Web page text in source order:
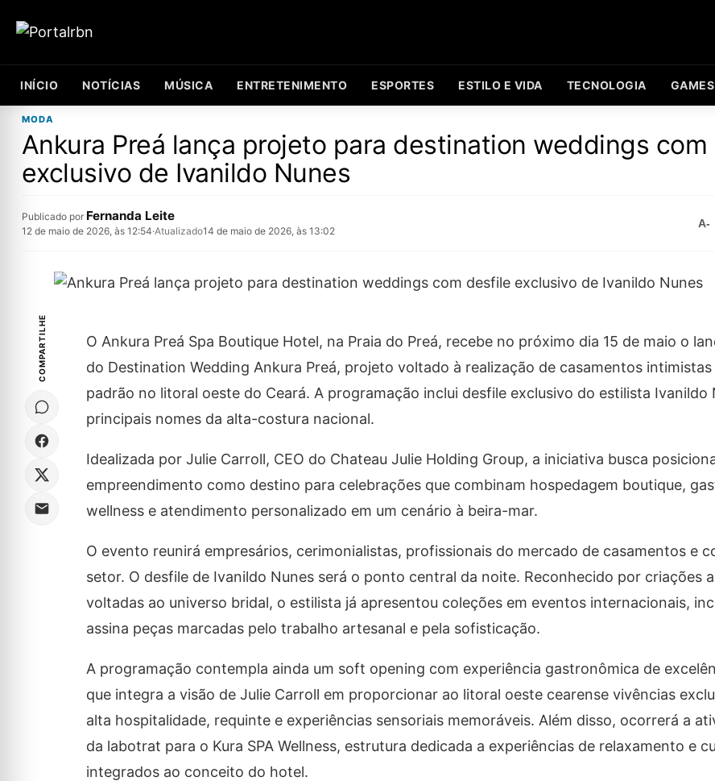
INÍCIO NOTÍCIAS MÚSICA ENTRETENIMENTO ESPORTES ESTILO E VIDA TECNOLOGIA GAMES
MODA
Ankura Preá lança projeto para destination weddings
exclusivo de Ivanildo Nunes
Publicado por Fernanda Leite
12 de maio de 2026, às 12:54·Atualizado14 de maio de 2026, às 13:02
A-
COMPARTILHE
O Ankura Preá Spa Boutique Hotel, na Praia do Preá, recebe no próximo dia 15 de maio o
do Destination Wedding Ankura Preá, projeto voltado à realização de casamentos intimistas
padrão no litoral oeste do Ceará. A programação inclui desfile exclusivo do estilista Ivanildo
principais nomes da alta-costura nacional.
Idealizada por Julie Carroll, CEO do Chateau Julie Holding Group, a iniciativa busca
empreendimento como destino para celebrações que combinam hospedagem boutique,
wellness e atendimento personalizado em um cenário à beira-mar.
O evento reunirá empresários, cerimonialistas, profissionais do mercado de casamentos e
setor. O desfile de Ivanildo Nunes será o ponto central da noite. Reconhecido por criações
voltadas ao universo bridal, o estilista já apresentou coleções em eventos internacionais,
assina peças marcadas pelo trabalho artesanal e pela sofisticação.
A programação contempla ainda um soft opening com experiência gastronômica de
que integra a visão de Julie Carroll em proporcionar ao litoral oeste cearense vivências
alta hospitalidade, requinte e experiências sensoriais memoráveis. Além disso, ocorrerá a
da labotrat para o Kura SPA Wellness, estrutura dedicada a experiências de relaxamento e
integrados ao conceito do hotel.